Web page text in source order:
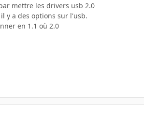
mettre les drivers usb 2.0
y a des options sur l'usb.
en 1.1 où 2.0